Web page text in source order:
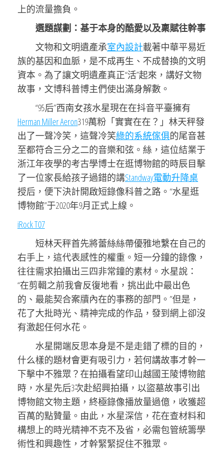
上的流量擔負。
選題謀劃：基于本身的酷愛以及稟賦往幹事
文物和文明遺產承室內設計載著中華平易近
族的基因和血脈，是不成再生、不成替換的文明
資本。為了讓文明遺產真正“活”起來，講好文物
故事，文博科普博主們使出滿身解數。
“95后”西南女孩水星現在在抖音平臺擁有
Herman Miller Aeron319萬粉「實實在在？」林天秤發
出了一聲冷笑，這聲冷笑綠的系統傢俱的尾音甚
至都符合三分之二的音樂和弦。絲，這位結業于
浙江年夜學的考古學博士在逛博物館的時辰目擊
了一位家長給孩子過錯的講Standway電動升降桌
授后，便下決計開啟短錄像科普之路。“水星逛
博物館”于2020年9月正式上線。
iRock T07
短林天秤首先將蕾絲絲帶優雅地繫在自己的
右手上，這代表感性的權重。短一分鐘的錄像，
往往需求拍攝出三四非常鐘的素材。水星說：
“在剪輯之前我會反復地看，挑出此中最出色
的、最能契合案牘內在的事務的部門。”但是，
花了大批時光、精神完成的作品，發到網上卻沒
有激起任何水花。
水星開端反思本身是不是走錯了標的目的，
什么樣的題材會更有吸引力，若何講故事才幹一
下擊中不雅眾？在拍攝看望印山越國王陵博物館
時，水星先后3次赴紹興拍攝，以盜墓故事引出
博物館文物主題，終極錄像播放量過億，收獲超
百萬的點贊量。由此，水星深信，花在查材料和
構想上的時光精神不克不及省，必需包管統籌學
術性和興趣性，才幹緊緊捉住不雅眾。